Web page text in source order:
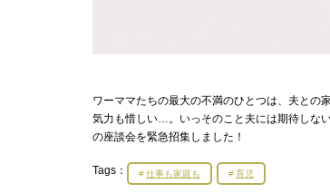
ワーママたちの最大の不満のひとつは、夫との
気力も惜しい…。いっそのこと夫には期待しな
の座談会を緊急招集しました！
Tags： 仕事も家庭も 育児